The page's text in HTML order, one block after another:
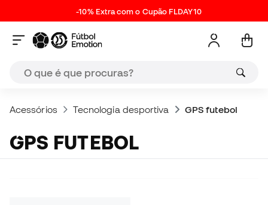
-10% Extra com o Cupão FLDAY10
Acessórios Tecnologia desportiva GPS futebol
GPS FUTEBOL